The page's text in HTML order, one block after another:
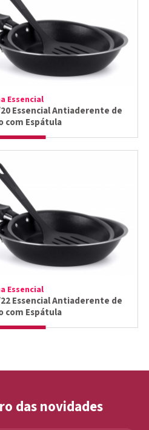
Essencial
Essencial Antiaderente de
com Espátula
Essencial
Essencial Antiaderente de
com Espátula
das novidades